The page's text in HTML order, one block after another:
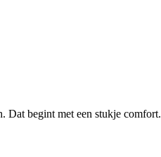
Dat begint met een stukje comfort.